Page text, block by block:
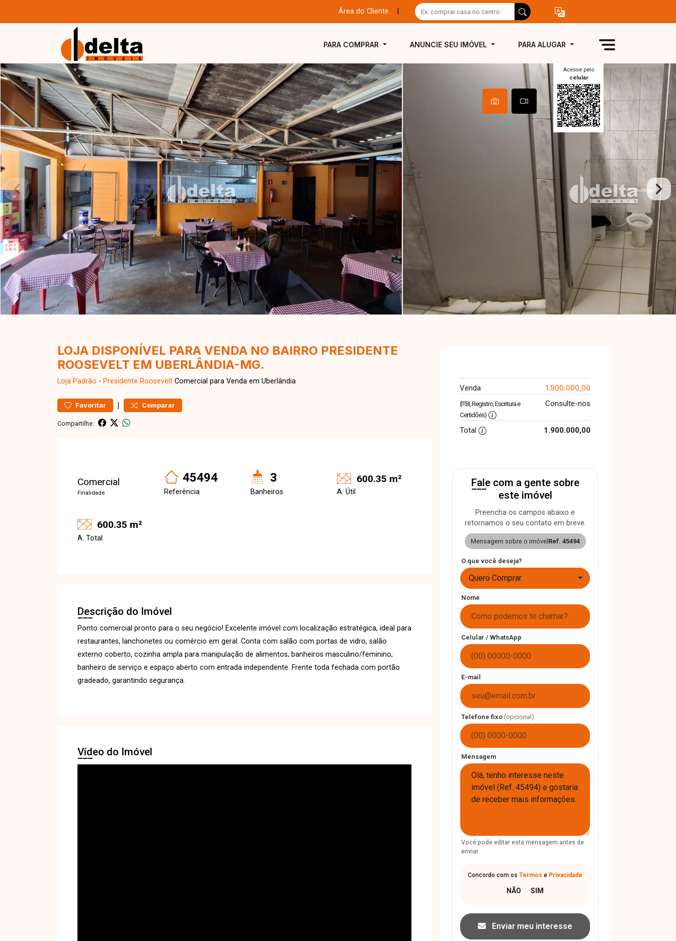
Área do Cliente
PARA COMPRAR ANUNCIE SEU IMÓVEL PARA ALUGAR
Acesse pelo
celular
LOJA DISPONÍVEL PARA VENDA NO BAIRRO PRESIDENTE
ROOSEVELT EM UBERLÂNDIA-MG.
Loja Padrão - Presidente Roosevelt Comercial para Venda em Uberlândia
Favoritar | Comparar
Compartilhe:
Comercial
Finalidade
45494
Referência
3
Banheiros
600.35 m²
A. Útil
600.35 m²
A. Total
Descrição do Imóvel
Ponto comercial pronto para o seu negócio! Excelente imóvel com localização estratégica, ideal para
restaurantes, lanchonetes ou comércio em geral. Conta com salão com portas de vidro, salão
externo coberto, cozinha ampla para manipulação de alimentos, banheiros masculino/feminino,
banheiro de serviço e espaço aberto com entrada independente. Frente toda fechada com portão
gradeado, garantindo segurança.
Vídeo do Imóvel
Venda 1.900.000,00
(ITBI, Registro, Escritura e
Certidões)
Consulte-nos
Total 1.900.000,00
Fale com a gente sobre
este imóvel
Preencha os campos abaixo e
retornamos o seu contato em breve.
Mensagem sobre o imóvel Ref. 45494
O que você deseja?
Quero Comprar
Nome
Celular / WhatsApp
E-mail
Telefone fixo (opcional)
Mensagem
Você pode editar esta mensagem antes de
enviar.
Concordo com os Termos e Privacidade
Enviar meu interesse